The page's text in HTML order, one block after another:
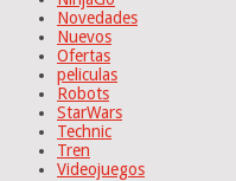
Novedades
Nuevos
Ofertas
peliculas
Robots
StarWars
Technic
Tren
Videojuegos